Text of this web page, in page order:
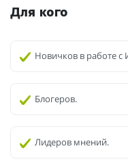
Для кого
Новичков в работе с
Блогеров.
Лидеров мнений.